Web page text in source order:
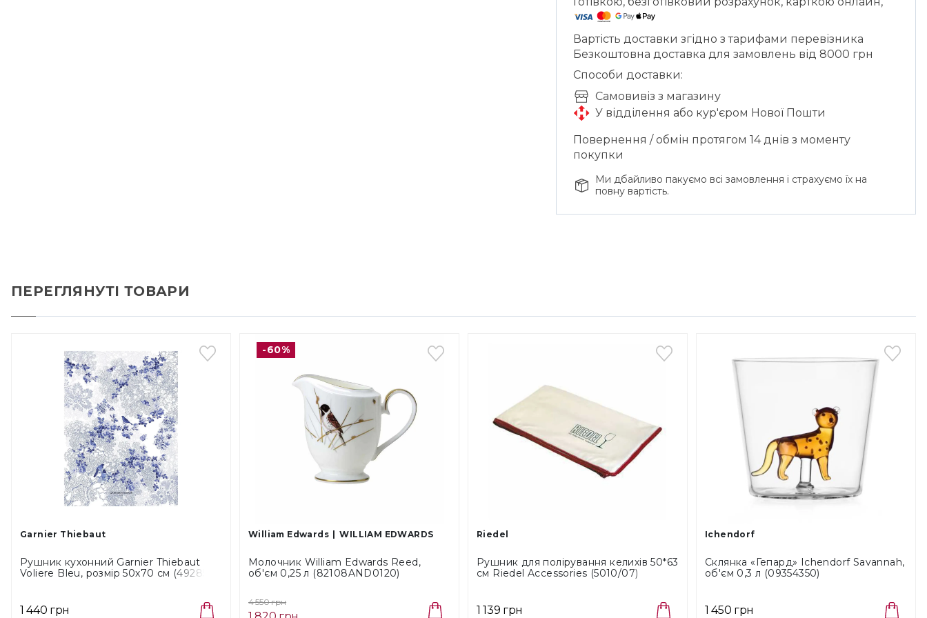
Вартість доставки згідно з тарифами перевізника
Безкоштовна доставка для замовлень від 8000 грн
Способи доставки:
Cамовивіз з магазину
У відділення або кур'єром Нової Пошти
Повернення / обмін протягом 14 днів з моменту
покупки
Ми дбайливо пакуємо всі замовлення і страхуємо їх на
повну вартість.
ПЕРЕГЛЯНУТІ ТОВАРИ
Garnier Thiebaut
Рушник кухонний Garnier Thiebaut
Voliere Bleu, розмір 50х70 см (49285)
1 440 грн
-60%
William Edwards WILLIAM EDWARDS
Молочник William Edwards Reed,
об'єм 0,25 л (82108AND0120)
4 550 грн
Riedel
Рушник для полірування келихів 50*63
см Riedel Accessories (5010/07)
1 139 грн
Ichendorf
Склянка «Гепард» Ichendorf Savannah,
об'єм 0,3 л (09354350)
1 450 грн